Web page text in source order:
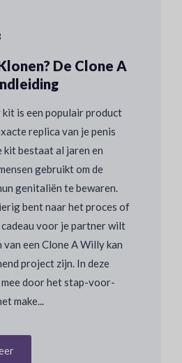
De Clone A
is een populair product
replica van je penis
kit bestaat al jaren en
gebruikt om de
genitaliën te bewaren.
bent naar het proces of
voor je partner wilt
van een Clone A Willy kan
project zijn. In deze
mee door het stap-voor-
make...